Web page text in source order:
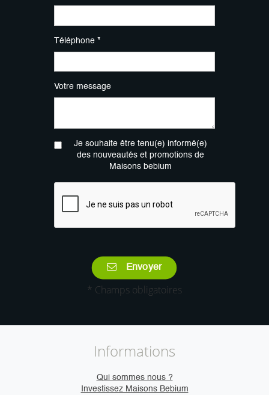
Téléphone *
Votre message
Je souhaite être tenu(e) informé(e)
des nouveautés et promotions de
Maisons bebium
Envoyer
* Champs obligatoires
Informations
Qui sommes nous ?
Investissez Maisons Bebium